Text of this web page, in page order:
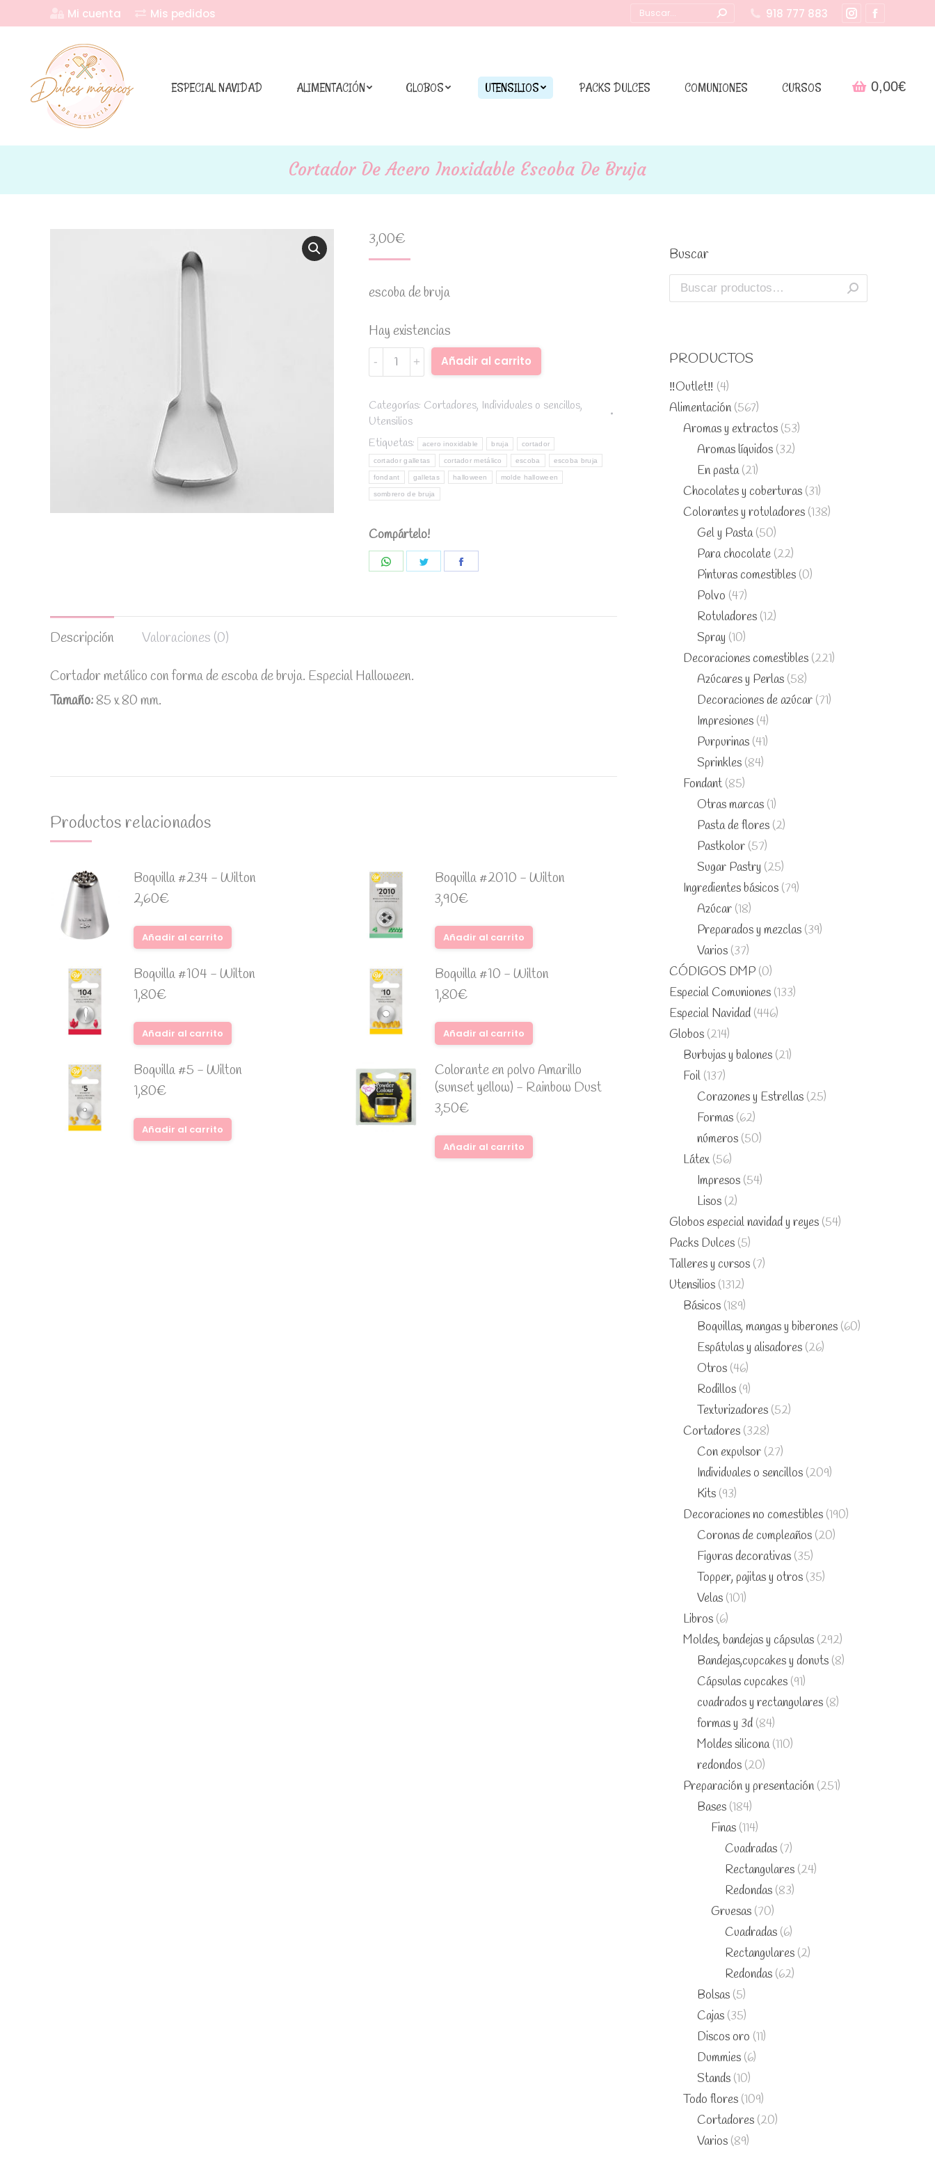
Mi cuenta Mis pedidos Buscar: 918 777 883
Instagram
in
Facebook
in
ESPECIAL NAVIDAD ALIMENTACIÓN GLOBOS UTENSILIOS PACKS DULCES COMUNIONES CURSOS 0,00€
Cortador De Acero Inoxidable Escoba De Bruja
3,00€
escoba de bruja
Hay existencias
cortador
de
inoxidable
escoba
de
bruja
quantity
Añadir al carrito Alternative:
Categorías: Cortadores, Individuales o sencillos,
Utensilios
Etiquetas:
acero inoxidable bruja cortador
cortador galletas cortador metálico escoba escoba bruja
fondant galletas halloween molde halloween
sombrero de bruja
Compártelo!
Share
Share
Descripción Valoraciones (0)
Cortador metálico con forma de escoba de bruja. Especial Halloween.
Tamaño:85 x 80 mm.
Productos relacionados
Boquilla #234 - Wilton
2,60€
Añadir al carrito
Boquilla #2010 - Wilton
3,90€
Añadir al carrito
Boquilla #104 - Wilton
1,80€
Añadir al carrito
Boquilla #10 - Wilton
1,80€
Añadir al carrito
Boquilla #5 - Wilton
1,80€
Añadir al carrito
Colorante en polvo Amarillo
(sunset yellow) - Rainbow Dust
3,50€
Añadir al carrito
Buscar
PRODUCTOS
‼️Outlet‼️ (4)
Alimentación (567)
Aromas y extractos (53)
Aromas líquidos (32)
En pasta (21)
Chocolates y coberturas (31)
Colorantes y rotuladores (138)
Gel y Pasta (50)
Para chocolate (22)
Pinturas comestibles (0)
Polvo (47)
Rotuladores (12)
Spray (10)
Decoraciones comestibles (221)
Azúcares y Perlas (58)
Decoraciones de azúcar (71)
Impresiones (4)
Purpurinas (41)
Sprinkles (84)
Fondant (85)
Otras marcas (1)
Pasta de flores (2)
Pastkolor (57)
Sugar Pastry (25)
Ingredientes básicos (79)
Azúcar (18)
Preparados y mezclas (39)
Varios (37)
CÓDIGOS DMP (0)
Especial Comuniones (133)
Especial Navidad (446)
Globos (214)
Burbujas y balones (21)
Foil (137)
Corazones y Estrellas (25)
Formas (62)
números (50)
Látex (56)
Impresos (54)
Lisos (2)
Globos especial navidad y reyes (54)
Packs Dulces (5)
Talleres y cursos (7)
Utensilios (1312)
Básicos (189)
Boquillas, mangas y biberones (60)
Espátulas y alisadores (26)
Otros (46)
Rodillos (9)
Texturizadores (52)
Cortadores (328)
Con expulsor (27)
Individuales o sencillos (209)
Kits (93)
Decoraciones no comestibles (190)
Coronas de cumpleaños (20)
Figuras decorativas (35)
Topper, pajitas y otros (35)
Velas (101)
Libros (6)
Moldes, bandejas y cápsulas (292)
Bandejas,cupcakes y donuts (8)
Cápsulas cupcakes (91)
cuadrados y rectangulares (8)
formas y 3d (84)
Moldes silicona (110)
redondos (20)
Preparación y presentación (251)
Bases (184)
Finas (114)
Cuadradas (7)
Rectangulares (24)
Redondas (83)
Gruesas (70)
Cuadradas (6)
Rectangulares (2)
Redondas (62)
Bolsas (5)
Cajas (35)
Discos oro (11)
Dummies (6)
Stands (10)
Todo flores (109)
Cortadores (20)
Varios (89)